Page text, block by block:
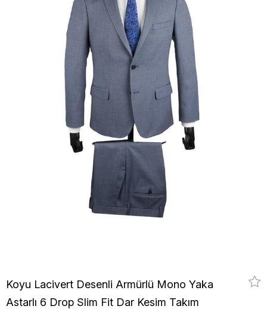
Koyu Lacivert Desenli Armürlü Mono Yaka
Astarlı 6 Drop Slim Fit Dar Kesim Takım